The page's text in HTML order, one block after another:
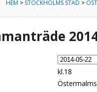
HEM > STOCKHOLMS STAD >
kl.18